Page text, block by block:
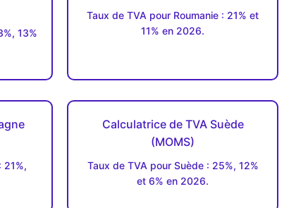
13%
Taux de TVA pour Roumanie : 21% et
11% en 2026.
21%,
Calculatrice de TVA Suède
(MOMS)
Taux de TVA pour Suède : 25%, 12%
et 6% en 2026.